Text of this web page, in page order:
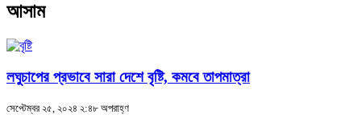
আসাম
লঘুচাপের প্রভাবে সারা দেশে বৃষ্টি, কমবে তাপমাত্রা
সেপ্টেম্বর ২৫, ২০২৪ ২:৪৮ অপরাহ্ণ